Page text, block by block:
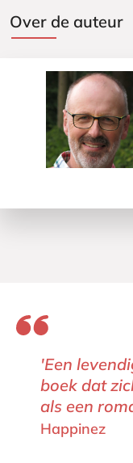
Over de auteur
'Een
boek dat
als een
Happinez